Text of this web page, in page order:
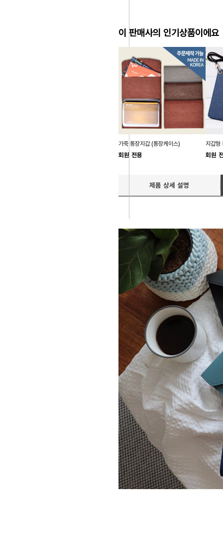
이 판매사의 인기상품이에요
가죽 통장지갑 (통장케이스)
회원 전용
지갑형
회원
제품 상세 설명